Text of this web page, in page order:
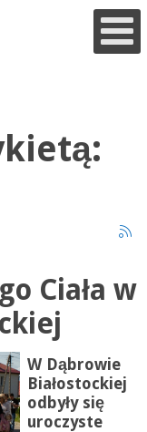
Ciała w
W Dąbrowie
Białostockiej
odbyły się
uroczyste